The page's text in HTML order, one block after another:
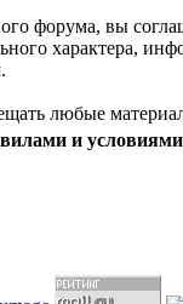
форума, вы
характера,
любые
и